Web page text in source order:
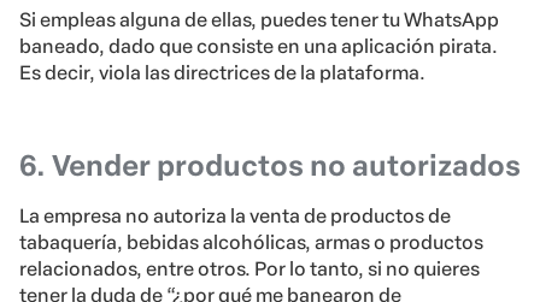
Si empleas alguna de ellas, puedes tener tu WhatsApp
baneado, dado que consiste en una aplicación pirata.
Es decir, viola las directrices de la plataforma.
6. Vender productos no autorizados
La empresa no autoriza la venta de productos de
tabaquería, bebidas alcohólicas, armas o productos
relacionados, entre otros. Por lo tanto, si no quieres
tener la duda de “¿por qué me banearon de